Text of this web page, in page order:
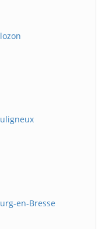
en-Bresse